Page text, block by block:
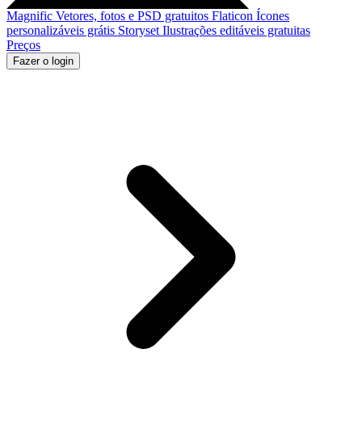
Magnific Vetores, fotos e PSD gratuitos Flaticon Ícones
personalizáveis grátis Storyset Ilustrações editáveis gratuitas
Preços
Fazer o login